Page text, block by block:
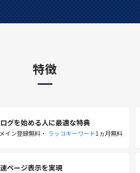
特徴
グを始める人に最適な特典
イン登録無料・ ラッコキーワード1ヵ月無料
ページ表示を実現